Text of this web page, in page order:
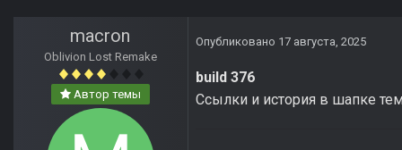
macron
Oblivion Lost Remake
Автор темы
Опубликовано 17 августа, 2025
build 376
Ссылки и история в шапке